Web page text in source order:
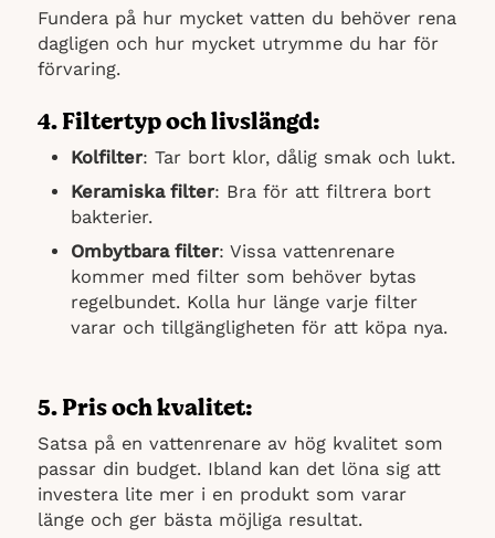
Fundera på hur mycket vatten du behöver rena
dagligen och hur mycket utrymme du har för
förvaring.
4. Filtertyp och livslängd:
Kolfilter: Tar bort klor, dålig smak och lukt.
Keramiska filter: Bra för att filtrera bort
bakterier.
Ombytbara filter: Vissa vattenrenare
kommer med filter som behöver bytas
regelbundet. Kolla hur länge varje filter
varar och tillgängligheten för att köpa nya.
5. Pris och kvalitet:
Satsa på en vattenrenare av hög kvalitet som
passar din budget. Ibland kan det löna sig att
investera lite mer i en produkt som varar
länge och ger bästa möjliga resultat.